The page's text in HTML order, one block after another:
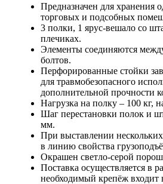
Предназначен для хранения
торговых и подсобных
3 полки, 1 ярус-вешало со
плечиках.
Элементы соединяются
болтов.
Перфорированные стойки
для травмобезопасного
дополнительной прочности
Нагрузка на полку – 100 кг,
Шаг перестановки полок и
мм.
При выставлении
в линию свойства
Окрашен светло-серой
Поставка осуществляется в
необходимый крепёж входит